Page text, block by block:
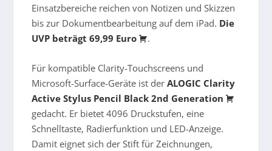
Einsatzbereiche reichen von Notizen und Skizzen
bis zur Dokumentbearbeitung auf dem iPad. Die
UVP beträgt 69,99 Euro
.
Für kompatible Clarity-Touchscreens und
Microsoft-Surface-Geräte ist derALOGIC Clarity
Active Stylus Pencil Black 2nd Generation
gedacht. Er bietet 4096 Druckstufen, eine
Schnelltaste, Radierfunktion und LED-Anzeige.
Damit eignet sich der Stift für Zeichnungen,